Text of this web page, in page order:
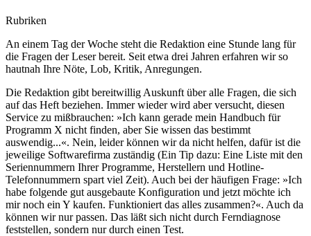
Rubriken
An einem Tag der Woche steht die Redaktion eine Stunde lang für
die Fragen der Leser bereit. Seit etwa drei Jahren erfahren wir so
hautnah Ihre Nöte, Lob, Kritik, Anregungen.
Die Redaktion gibt bereitwillig Auskunft über alle Fragen, die sich
auf das Heft beziehen. Immer wieder wird aber versucht, diesen
Service zu mißbrauchen: »Ich kann gerade mein Handbuch für
Programm X nicht finden, aber Sie wissen das bestimmt
auswendig...«. Nein, leider können wir da nicht helfen, dafür ist die
jeweilige Softwarefirma zuständig (Ein Tip dazu: Eine Liste mit den
Seriennummern Ihrer Programme, Herstellern und Hotline-
Telefonnummern spart viel Zeit). Auch bei der häufigen Frage: »Ich
habe folgende gut ausgebaute Konfiguration und jetzt möchte ich
mir noch ein Y kaufen. Funktioniert das alles zusammen?«. Auch da
können wir nur passen. Das läßt sich nicht durch Ferndiagnose
feststellen, sondern nur durch einen Test.